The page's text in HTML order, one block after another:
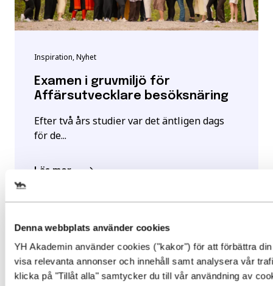
Denna webbplats använder cookies
YH Akademin använder cookies ("kakor") för att förbättra
visa relevanta annonser och innehåll samt analysera vår
klicka på "Tillåt alla" samtycker du till vår användning av
Inspiration, Nyhet
Examen i gruvmiljö för
Affärsutvecklare besöksnäring
Efter två års studier var det äntligen dags
för de...
Läs mer
Välj det startdatum som passar
Gör en intresseanmälan för att
mer information om den här